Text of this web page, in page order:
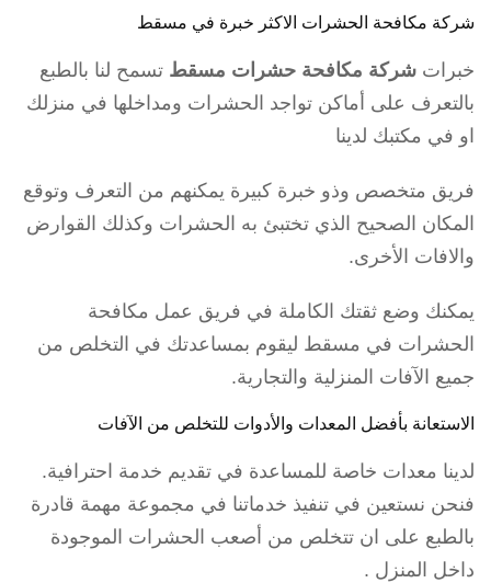
شركة مكافحة الحشرات الاكثر خبرة في مسقط
خبرات شركة مكافحة حشرات مسقط تسمح لنا بالطبع
بالتعرف على أماكن تواجد الحشرات ومداخلها في منزلك
او في مكتبك لدينا
فريق متخصص وذو خبرة كبيرة يمكنهم من التعرف وتوقع
المكان الصحيح الذي تختبئ به الحشرات وكذلك القوارض
والافات الأخرى.
يمكنك وضع ثقتك الكاملة في فريق عمل مكافحة
الحشرات في مسقط ليقوم بمساعدتك في التخلص من
جميع الآفات المنزلية والتجارية.
الاستعانة بأفضل المعدات والأدوات للتخلص من الآفات
لدينا معدات خاصة للمساعدة في تقديم خدمة احترافية.
فنحن نستعين في تنفيذ خدماتنا في مجموعة مهمة قادرة
بالطبع على ان تتخلص من أصعب الحشرات الموجودة
داخل المنزل .